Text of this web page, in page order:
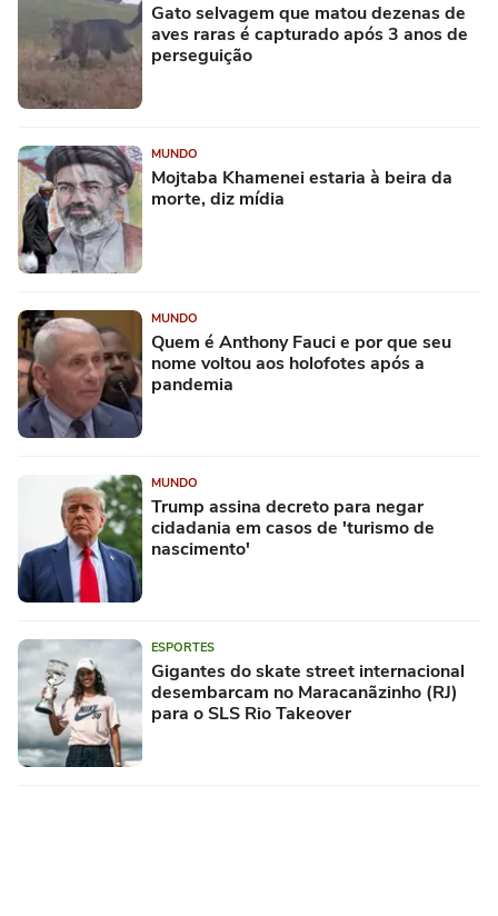
Gato selvagem que matou dezenas de
aves raras é capturado após 3 anos de
perseguição
MUNDO
Mojtaba Khamenei estaria à beira da
morte, diz mídia
MUNDO
Quem é Anthony Fauci e por que seu
nome voltou aos holofotes após a
pandemia
MUNDO
Trump assina decreto para negar
cidadania em casos de 'turismo de
nascimento'
ESPORTES
Gigantes do skate street internacional
desembarcam no Maracanãzinho (RJ)
para o SLS Rio Takeover